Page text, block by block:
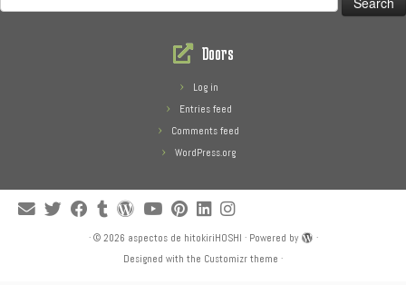
for:
Doors
Log in
Entries feed
Comments feed
WordPress.org
· © 2026 aspectos de hitokiriHOSHI · Powered by
·
Designed with the Customizr theme ·